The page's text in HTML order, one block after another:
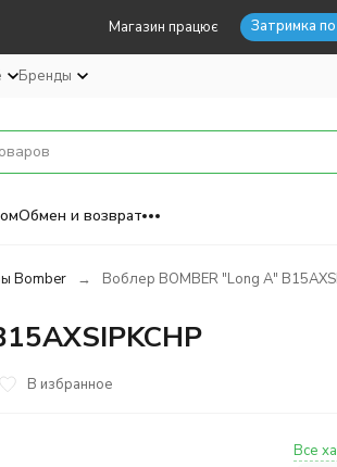
Магазин працює Затримка по
Бренды
Обмен и возврат
Bomber Воблер BOMBER "Long A"
В избранное
Все